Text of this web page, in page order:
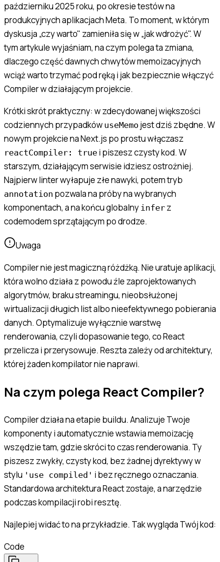
październiku 2025 roku, po okresie testów na
produkcyjnych aplikacjach Meta. To moment, w którym
dyskusja „czy warto" zamieniła się w „jak wdrożyć". W
tym artykule wyjaśniam, na czym polega ta zmiana,
dlaczego część dawnych chwytów memoizacyjnych
wciąż warto trzymać pod ręką i jak bezpiecznie włączyć
Compiler w działającym projekcie.
Krótki skrót praktyczny: w zdecydowanej większości
codziennych przypadków useMemo jest dziś zbędne. W
nowym projekcie na Next.js po prostu włączasz
reactCompiler: true i piszesz czysty kod. W
starszym, działającym serwisie idziesz ostrożniej.
Najpierw linter wyłapuje złe nawyki, potem tryb
annotation pozwala na próby na wybranych
komponentach, a na końcu globalny infer z
codemodem sprzątającym po drodze.
Uwaga
Compiler nie jest magiczną różdżką. Nie uratuje aplikacji,
która wolno działa z powodu źle zaprojektowanych
algorytmów, braku streamingu, nieobsłużonej
wirtualizacji długich list albo nieefektywnego pobierania
danych. Optymalizuje wyłącznie warstwę
renderowania, czyli dopasowanie tego, co React
przelicza i przerysowuje. Reszta zależy od architektury,
której żaden kompilator nie naprawi.
Na czym polega React Compiler?
Compiler działa na etapie buildu. Analizuje Twoje
komponenty i automatycznie wstawia memoizację
wszędzie tam, gdzie skróci to czas renderowania. Ty
piszesz zwykły, czysty kod, bez żadnej dyrektywy w
stylu 'use compiled' i bez ręcznego oznaczania.
Standardowa architektura React zostaje, a narzędzie
podczas kompilacji robi resztę.
Najlepiej widać to na przykładzie. Tak wygląda Twój kod:
Code